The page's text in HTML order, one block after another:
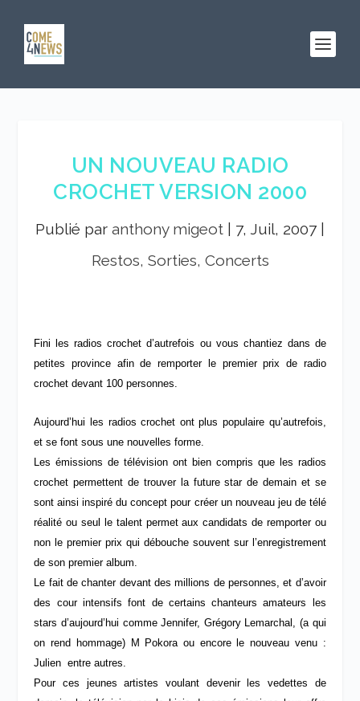
UN NOUVEAU RADIO
CROCHET VERSION 2000
Publié par anthony migeot 7, Juil, 2007
Restos, Sorties, Concerts
Fini les radios crochet d’autrefois ou vous chantiez dans de
petites province afin de remporter le premier prix de radio
crochet devant 100 personnes.
Aujourd’hui les radios crochet ont plus populaire qu’autrefois,
et se font sous une nouvelles forme.
Les émissions de télévision ont bien compris que les radios
crochet permettent de trouver la future star de demain et se
sont ainsi inspiré du concept pour créer un nouveau jeu de télé
réalité ou seul le talent permet aux candidats de remporter ou
non le premier prix qui débouche souvent sur l’enregistrement
de son premier album.
Le fait de chanter devant des millions de personnes, et d’avoir
des cour intensifs font de certains chanteurs amateurs les
stars d’aujourd’hui comme Jennifer, Grégory Lemarchal, (a qui
on rend hommage) M Pokora ou encore le nouveau venu :
Julien entre autres.
Pour ces jeunes artistes voulant devenir les vedettes de